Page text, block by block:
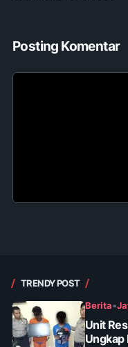
Posting Komentar
TRENDY POST
Berita•
Unit
Ungkap